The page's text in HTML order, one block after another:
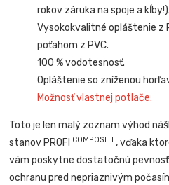
rokov záruka na spoje a kĺby!).
Vysokokvalitné opláštenie z
poťahom z PVC.
100 % vodotesnosť.
Opláštenie so zníženou
Možnosť vlastnej potlače.
Toto je len malý zoznam výhod
stanov PROFI
COMPOSITE, vďaka
vám poskytne dostatočnú
ochranu pred nepriaznivým